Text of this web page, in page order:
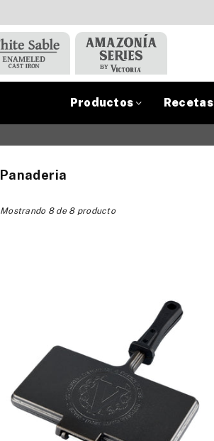
Productos Recetas
Panaderia
Mostrando 8 de 8 producto